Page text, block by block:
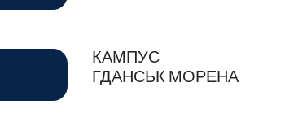
КАМПУС
ГДАНСЬК МОРЕНА